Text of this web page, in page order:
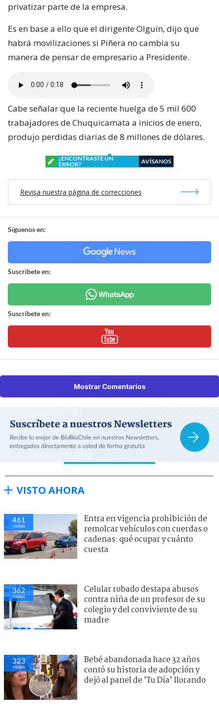
privatizar parte de la empresa.
Es en base a ello que el dirigente Olguín, dijo que
habrá movilizaciones si Piñera no cambia su
manera de pensar de empresario a Presidente.
Cabe señalar que la reciente huelga de 5 mil 600
trabajadores de Chuquicamata a inicios de enero,
produjo perdidas diarias de 8 millones de dólares.
¿ENCONTRASTE UN
ERROR?
AVÍSANOS
Revisa nuestra página de correcciones
Síguenos en:
Suscríbete en:
Suscríbete en:
Mostrar Comentarios
VISTO AHORA
461
visitas
Entra en vigencia prohibición de
remolcar vehículos con cuerdas o
cadenas: qué ocupar y cuánto
cuesta
362
visitas
Celular robado destapa abusos
contra niña de un profesor de su
colegio y del conviviente de su
madre
323
visitas
Bebé abandonada hace 32 años
contó su historia de adopción y
dejó al panel de ’Tu Día’ llorando